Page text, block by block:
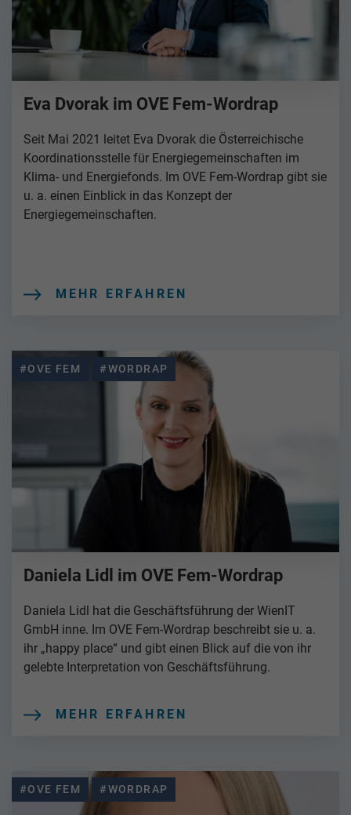
Eva Dvorak im OVE Fem-Wordrap
Seit Mai 2021 leitet Eva Dvorak die Österreichische
Koordinationsstelle für Energiegemeinschaften im
Klima- und Energiefonds. Im OVE Fem-Wordrap gibt sie
u. a. einen Einblick in das Konzept der
Energiegemeinschaften.
MEHR ERFAHREN
#OVE FEM #WORDRAP
Daniela Lidl im OVE Fem-Wordrap
Daniela Lidl hat die Geschäftsführung der WienIT
GmbH inne. Im OVE Fem-Wordrap beschreibt sie u. a.
ihr „happy place“ und gibt einen Blick auf die von ihr
gelebte Interpretation von Geschäftsführung.
MEHR ERFAHREN
#OVE FEM #WORDRAP